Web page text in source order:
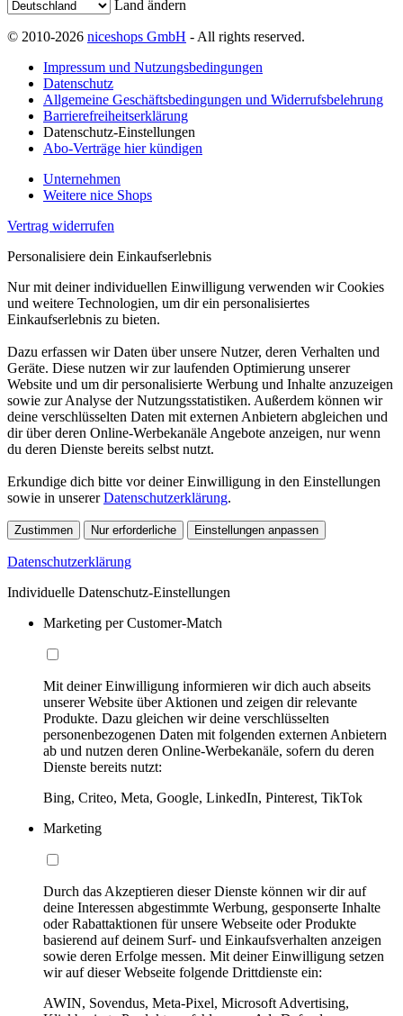
Land ändern
© 2010-2026 niceshops GmbH - All rights reserved.
Impressum und Nutzungsbedingungen
Datenschutz
Allgemeine Geschäftsbedingungen und Widerrufsbelehrung
Barrierefreiheitserklärung
Datenschutz-Einstellungen
Abo-Verträge hier kündigen
Unternehmen
Weitere nice Shops
Vertrag widerrufen
Personalisiere dein Einkaufserlebnis
Nur mit deiner individuellen Einwilligung verwenden wir Cookies
und weitere Technologien, um dir ein personalisiertes
Einkaufserlebnis zu bieten.
Dazu erfassen wir Daten über unsere Nutzer, deren Verhalten und
Geräte. Diese nutzen wir zur laufenden Optimierung unserer
Website und um dir personalisierte Werbung und Inhalte anzuzeigen
sowie zur Analyse der Nutzungsstatistiken. Außerdem können wir
deine verschlüsselten Daten mit externen Anbietern abgleichen und
dir über deren Online-Werbekanäle Angebote anzeigen, nur wenn
du deren Dienste bereits selbst nutzt.
Erkundige dich bitte vor deiner Einwilligung in den Einstellungen
sowie in unsererDatenschutzerklärung.
Zustimmen Nur erforderliche Einstellungen anpassen
Datenschutzerklärung
Individuelle Datenschutz-Einstellungen
Marketing per Customer-Match
Mit deiner Einwilligung informieren wir dich auch abseits
unserer Website über Aktionen und zeigen dir relevante
Produkte. Dazu gleichen wir deine verschlüsselten
personenbezogenen Daten mit folgenden externen Anbietern
ab und nutzen deren Online-Werbekanäle, sofern du deren
Dienste bereits nutzt:
Bing, Criteo, Meta, Google, LinkedIn, Pinterest, TikTok
Marketing
Durch das Akzeptieren dieser Dienste können wir dir auf
deine Interessen abgestimmte Werbung, gesponserte Inhalte
oder Rabattaktionen für unsere Webseite oder Produkte
basierend auf deinem Surf- und Einkaufsverhalten anzeigen
sowie deren Erfolge messen. Mit deiner Einwilligung setzen
wir auf dieser Webseite folgende Drittdienste ein:
AWIN, Sovendus, Meta-Pixel, Microsoft Advertising,